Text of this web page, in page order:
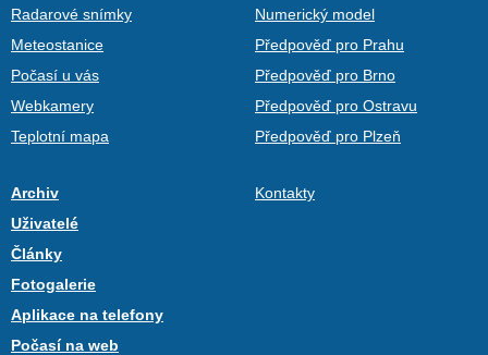
Radarové snímky
Meteostanice
Počasí u vás
Webkamery
Teplotní mapa
Numerický model
Předpověď pro Prahu
Předpověď pro Brno
Předpověď pro Ostravu
Předpověď pro Plzeň
Archiv
Uživatelé
Články
Fotogalerie
Aplikace na telefony
Počasí na web
Kontakty